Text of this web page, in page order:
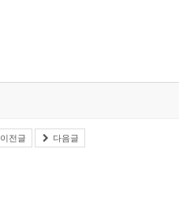
이전글 다음글